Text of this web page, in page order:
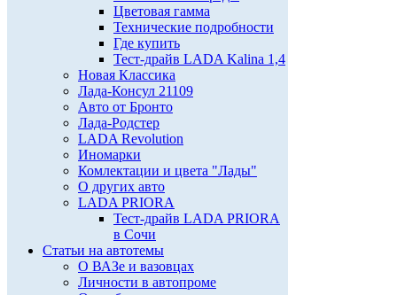
Цветовая гамма
Технические подробности
Где купить
Тест-драйв LADA Kalina 1,4
Новая Классика
Лада-Консул 21109
Авто от Бронто
Лада-Родстер
LADA Revolution
Иномарки
Комлектации и цвета "Лады"
О других авто
LADA PRIORA
Тест-драйв LADA PRIORA
в Сочи
Статьи на автотемы
О ВАЗе и вазовцах
Личности в автопроме